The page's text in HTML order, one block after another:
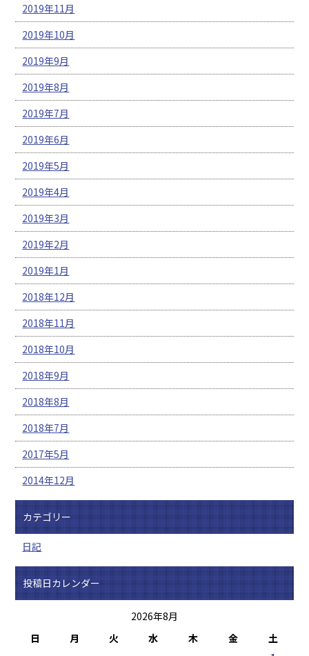
2019年11月
2019年10月
2019年9月
2019年8月
2019年7月
2019年6月
2019年5月
2019年4月
2019年3月
2019年2月
2019年1月
2018年12月
2018年11月
2018年10月
2018年9月
2018年8月
2018年7月
2017年5月
2014年12月
カテゴリー
日記
投稿日カレンダー
2026年8月
日
月 火 水 木 金
土